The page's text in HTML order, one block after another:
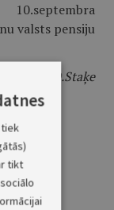
valsts pensiju
D.Staķe
tikt